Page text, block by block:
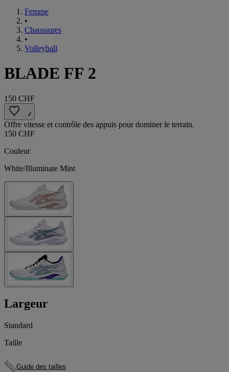
Femme
•
Chaussures
•
Volleyball
BLADE FF 2
150 CHF
Offre vitesse et contrôle des appuis pour dominer le terrain.
150 CHF
Couleur
White/Illuminate Mint
Largeur
Standard
Taille
Guide des tailles